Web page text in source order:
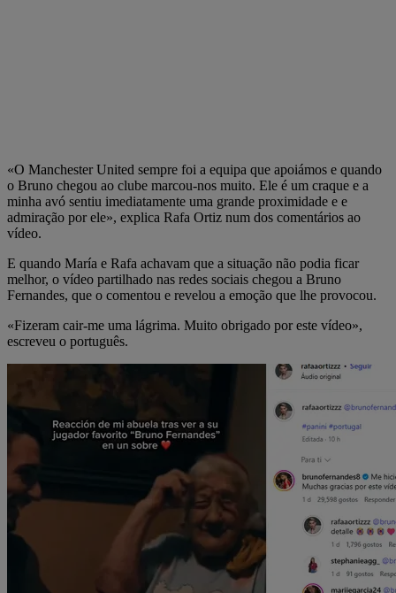
«O Manchester United sempre foi a equipa que apoiámos e quando
o Bruno chegou ao clube marcou-nos muito. Ele é um craque e a
minha avó sentiu imediatamente uma grande proximidade e e
admiração por ele», explica Rafa Ortiz num dos comentários ao
vídeo.
E quando María e Rafa achavam que a situação não podia ficar
melhor, o vídeo partilhado nas redes sociais chegou a Bruno
Fernandes, que o comentou e revelou a emoção que lhe provocou.
«Fizeram cair-me uma lágrima. Muito obrigado por este vídeo»,
escreveu o português.